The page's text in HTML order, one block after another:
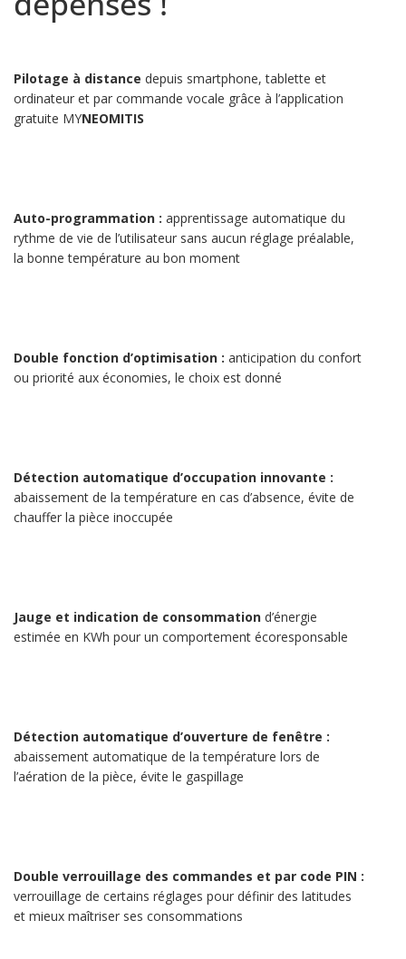
Pilotage à distance depuis smartphone, tablette et
ordinateur et par commande vocale grâce à l’application
gratuite MYNEOMITIS
Auto-programmation : apprentissage automatique du
rythme de vie de l’utilisateur sans aucun réglage préalable,
la bonne température au bon moment
Double fonction d’optimisation : anticipation du confort
ou priorité aux économies, le choix est donné
Détection automatique d’occupation innovante :
abaissement de la température en cas d’absence, évite de
chauffer la pièce inoccupée
Jauge et indication de consommation d’énergie
estimée en KWh pour un comportement écoresponsable
Détection automatique d’ouverture de fenêtre :
abaissement automatique de la température lors de
l’aération de la pièce, évite le gaspillage
Double verrouillage des commandes et par code PIN :
verrouillage de certains réglages pour définir des latitudes
et mieux maîtriser ses consommations